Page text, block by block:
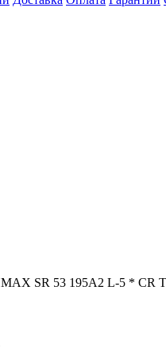
SR 53 195A2 L-5 * CR